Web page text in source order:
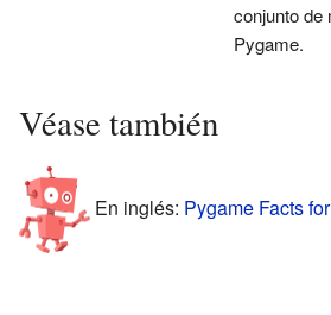
conjunto de
Pygame.
Véase también
En inglés: Pygame Facts